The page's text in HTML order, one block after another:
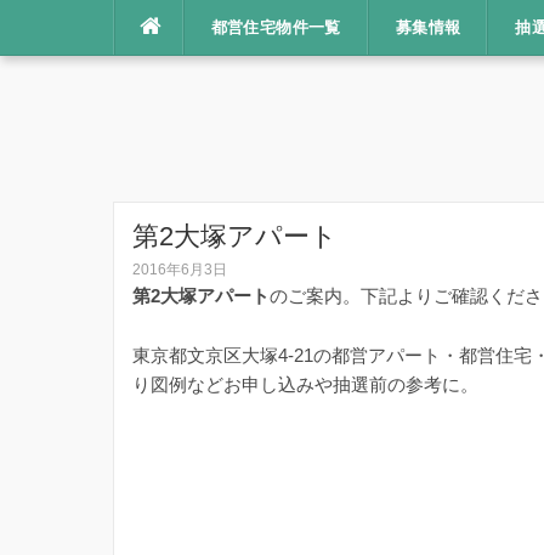
都営住宅物件一覧 募集情報 抽
第2大塚アパート
2016年6月3日
第2大塚アパートのご案内。下記よりご確認くだ
東京都文京区大塚4-21の都営アパート・都営住
り図例などお申し込みや抽選前の参考に。